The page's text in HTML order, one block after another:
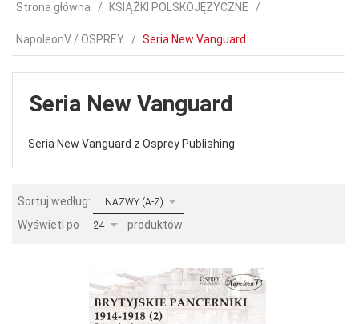
Strona główna KSIĄŻKI POLSKOJĘZYCZNE
NapoleonV / OSPREY Seria New Vanguard
Seria New Vanguard
Seria New Vanguard z Osprey Publishing
Sortuj według: sortNAZWY (A-Z)
Wyświetl po pop24 produktów